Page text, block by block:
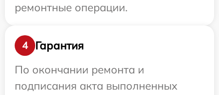
ремонтные операции.
4
Гарантия
По окончании ремонта и
подписания акта выполненных